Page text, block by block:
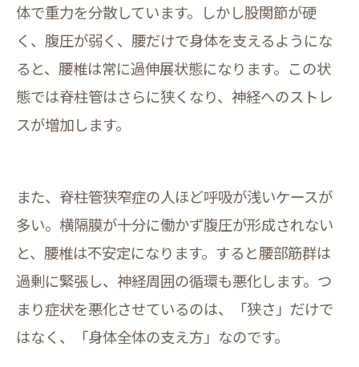
体で重力を分散しています。しかし股関節が硬
く、腹圧が弱く、腰だけで身体を支えるようにな
ると、腰椎は常に過伸展状態になります。この状
態では脊柱管はさらに狭くなり、神経へのストレ
スが増加します。
また、脊柱管狭窄症の人ほど呼吸が浅いケースが
多い。横隔膜が十分に働かず腹圧が形成されない
と、腰椎は不安定になります。すると腰部筋群は
過剰に緊張し、神経周囲の循環も悪化します。つ
まり症状を悪化させているのは、「狭さ」だけで
はなく、「身体全体の支え方」なのです。